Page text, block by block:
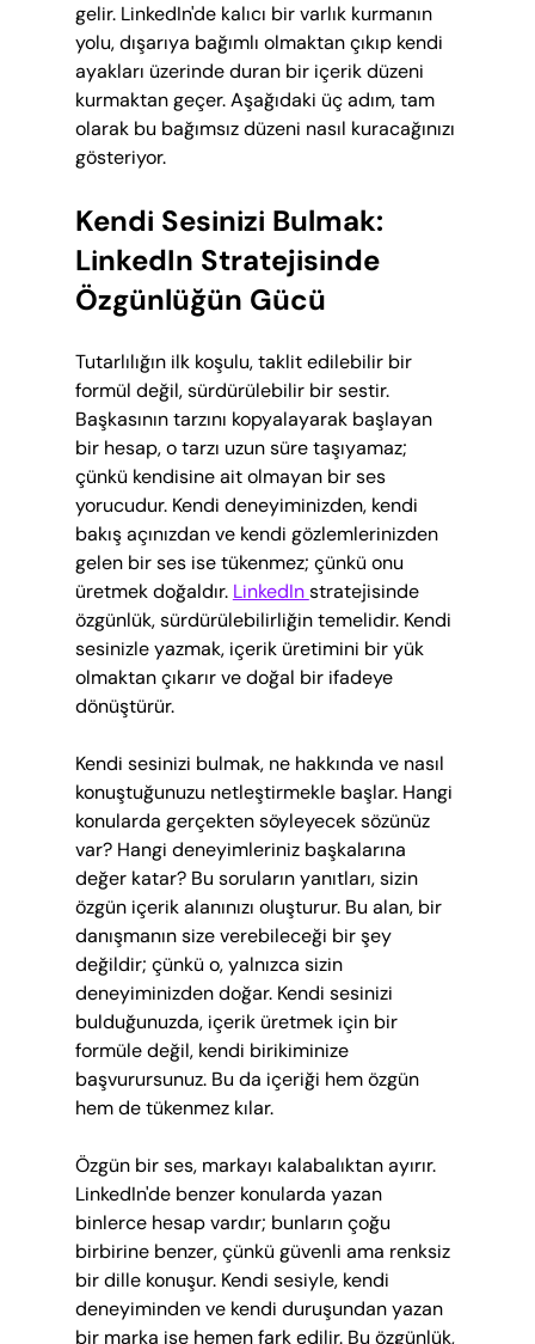
gelir. LinkedIn'de kalıcı bir varlık kurmanın
yolu, dışarıya bağımlı olmaktan çıkıp kendi
ayakları üzerinde duran bir içerik düzeni
kurmaktan geçer. Aşağıdaki üç adım, tam
olarak bu bağımsız düzeni nasıl kuracağınızı
gösteriyor.
Kendi Sesinizi Bulmak:
LinkedIn Stratejisinde
Özgünlüğün Gücü
Tutarlılığın ilk koşulu, taklit edilebilir bir
formül değil, sürdürülebilir bir sestir.
Başkasının tarzını kopyalayarak başlayan
bir hesap, o tarzı uzun süre taşıyamaz;
çünkü kendisine ait olmayan bir ses
yorucudur. Kendi deneyiminizden, kendi
bakış açınızdan ve kendi gözlemlerinizden
gelen bir ses ise tükenmez; çünkü onu
üretmek doğaldır. LinkedIn stratejisinde
özgünlük, sürdürülebilirliğin temelidir. Kendi
sesinizle yazmak, içerik üretimini bir yük
olmaktan çıkarır ve doğal bir ifadeye
dönüştürür.
Kendi sesinizi bulmak, ne hakkında ve nasıl
konuştuğunuzu netleştirmekle başlar. Hangi
konularda gerçekten söyleyecek sözünüz
var? Hangi deneyimleriniz başkalarına
değer katar? Bu soruların yanıtları, sizin
özgün içerik alanınızı oluşturur. Bu alan, bir
danışmanın size verebileceği bir şey
değildir; çünkü o, yalnızca sizin
deneyiminizden doğar. Kendi sesinizi
bulduğunuzda, içerik üretmek için bir
formüle değil, kendi birikiminize
başvurursunuz. Bu da içeriği hem özgün
hem de tükenmez kılar.
Özgün bir ses, markayı kalabalıktan ayırır.
LinkedIn'de benzer konularda yazan
binlerce hesap vardır; bunların çoğu
birbirine benzer, çünkü güvenli ama renksiz
bir dille konuşur. Kendi sesiyle, kendi
deneyiminden ve kendi duruşundan yazan
bir marka ise hemen fark edilir. Bu özgünlük,